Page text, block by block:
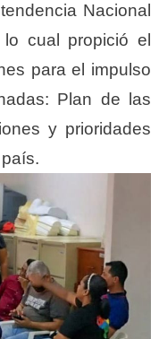
Nacional
cual propició el
para el impulso
Plan de las
y prioridades